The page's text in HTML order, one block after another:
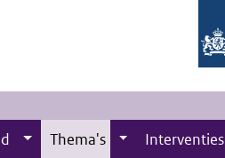
Thema's Interventies